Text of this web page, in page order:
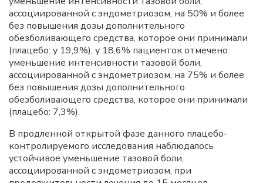
ассоциированной с эндометриозом, на 50% и более
без повышения дозы дополнительного
обезболивающего средства, которое они принимали
(плацебо: у 19,9%); у 18,6% пациенток отмечено
уменьшение интенсивности тазовой боли,
ассоциированной с эндометриозом, на 75% и более
без повышения дозы дополнительного
обезболивающего средства, которое они принимали
(плацебо: 7,3%).
В продленной открытой фазе данного плацебо-
контролируемого исследования наблюдалось
устойчивое уменьшение тазовой боли,
ассоциированной с эндометриозом, при